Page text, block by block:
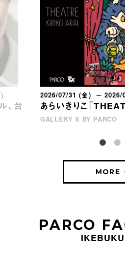
台
2026/07/31 (金) － 2026/
あらいきりこ『
GALLERY X BY PARCO
MORE
PARCO